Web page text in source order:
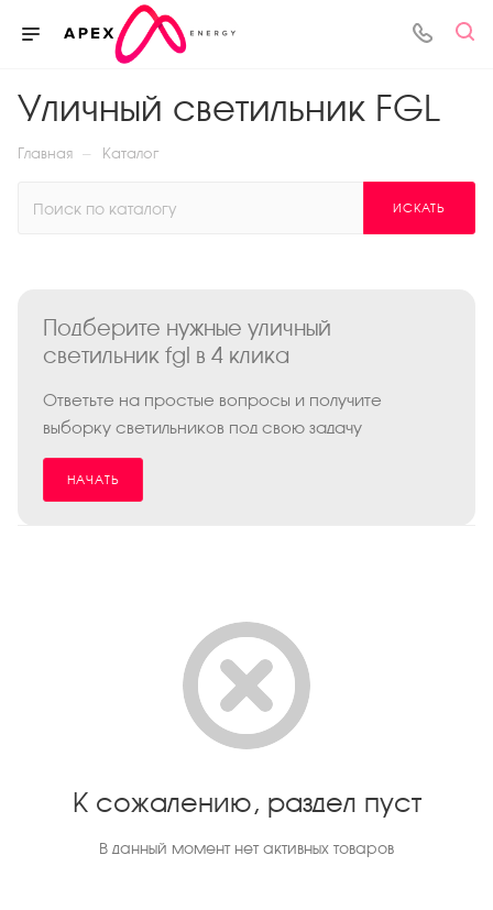
Уличный светильник FGL
Главная — Каталог
ИСКАТЬ
Подберите нужные уличный
светильник fgl в 4 клика
Ответьте на простые вопросы и получите
выборку светильников под свою задачу
НАЧАТЬ
К сожалению, раздел пуст
В данный момент нет активных товаров